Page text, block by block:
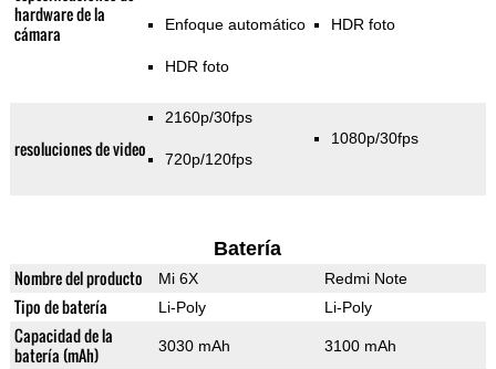
hardware de la
cámara
Enfoque automático
HDR foto
HDR foto
resoluciones de video
2160p/30fps
720p/120fps
1080p/30fps
Batería
Nombre del producto Mi 6X Redmi Note
Tipo de batería Li-Poly Li-Poly
Capacidad de la
batería (mAh)
3030 mAh 3100 mAh